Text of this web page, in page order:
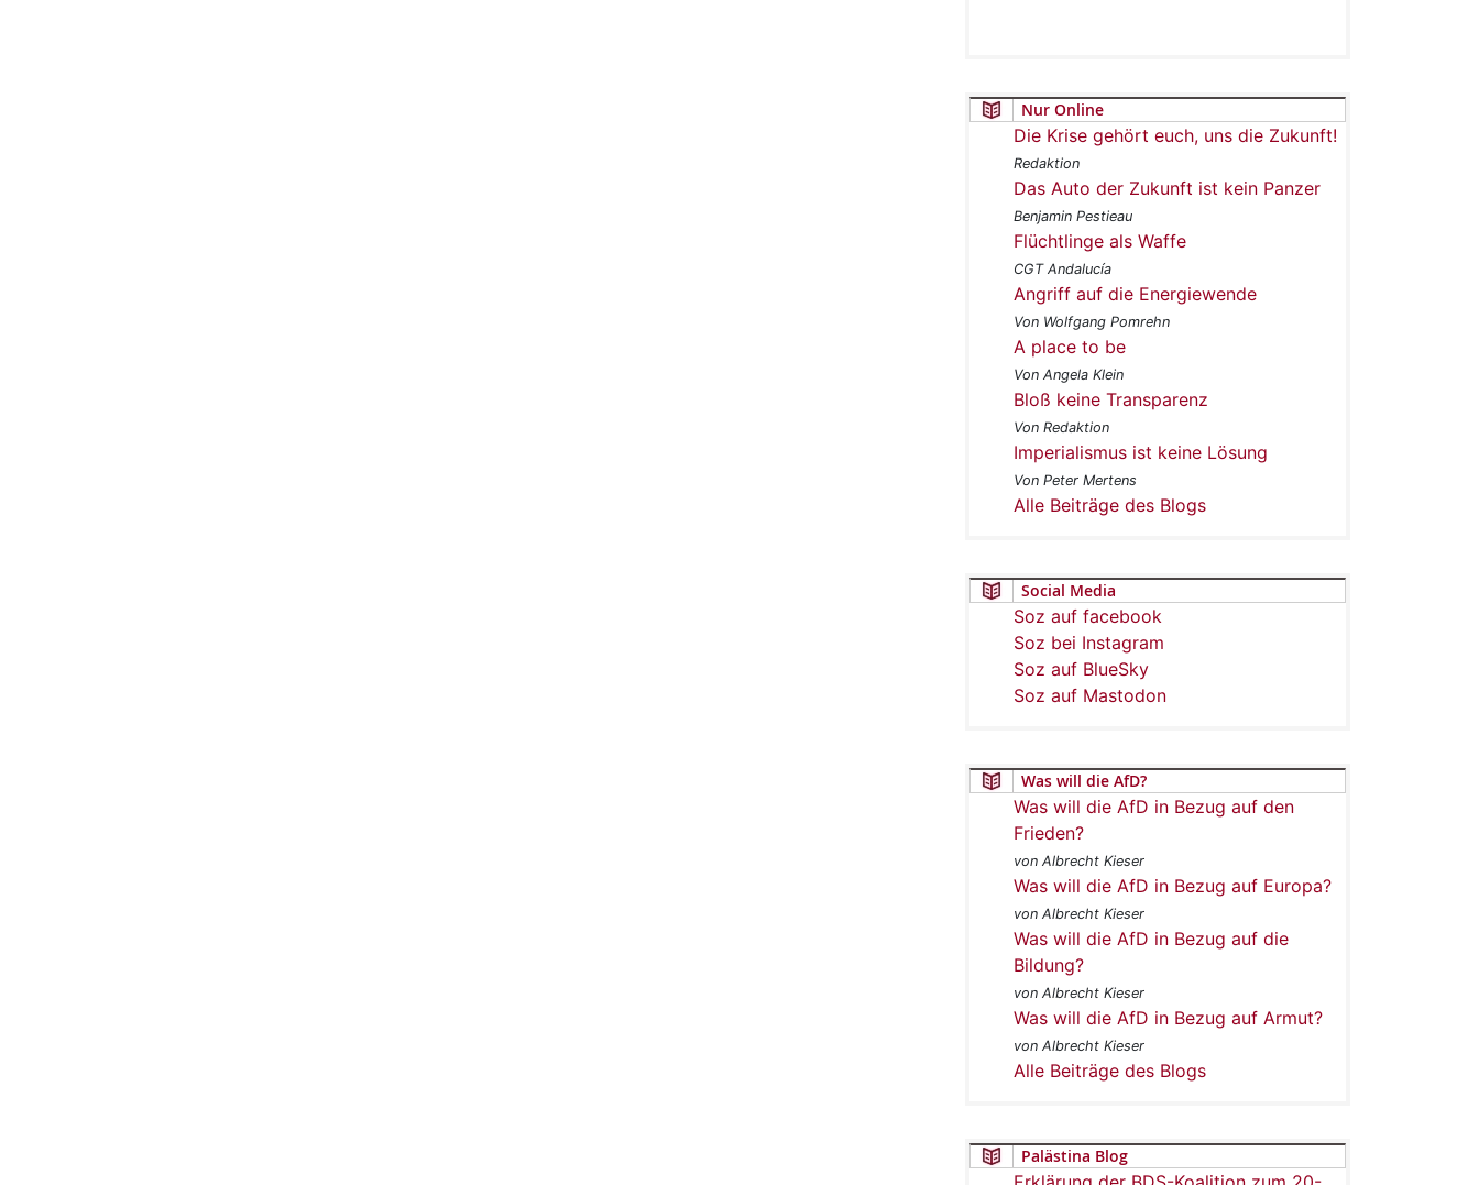
Nur Online
Die Krise gehört euch, uns die Zukunft!
Redaktion
Das Auto der Zukunft ist kein Panzer
Benjamin Pestieau
Flüchtlinge als Waffe
CGT Andalucía
Angriff auf die Energiewende
Von Wolfgang Pomrehn
A place to be
Von Angela Klein
Bloß keine Transparenz
Von Redaktion
Imperialismus ist keine Lösung
Von Peter Mertens
Alle Beiträge des Blogs
Social Media
Soz auf facebook
Soz bei Instagram
Soz auf BlueSky
Soz auf Mastodon
Was will die AfD?
Was will die AfD in Bezug auf den
Frieden?
von Albrecht Kieser
Was will die AfD in Bezug auf Europa?
von Albrecht Kieser
Was will die AfD in Bezug auf die
Bildung?
von Albrecht Kieser
Was will die AfD in Bezug auf Armut?
von Albrecht Kieser
Alle Beiträge des Blogs
Palästina Blog